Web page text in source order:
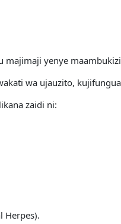
majimaji yenye
wa ujauzito,
zaidi ni:
Herpes).